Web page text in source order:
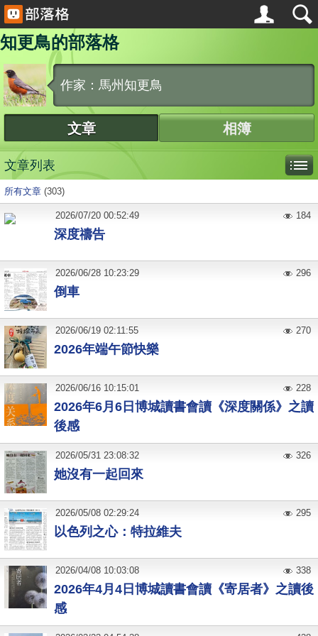
知更鳥的部落格
作家：馬州知更鳥
文章 相簿
文章列表
所有文章 (303)
深度禱告
2026/07/20 00:52:49 184
倒車
2026/06/28 10:23:29 296
2026年端午節快樂
2026/06/19 02:11:55 270
2026年6月6日博城讀書會讀《深度關係》之讀
後感
2026/06/16 10:15:01 228
她沒有一起回來
2026/05/31 23:08:32 326
以色列之心：特拉維夫
2026/05/08 02:29:24 295
2026年4月4日博城讀書會讀《寄居者》之讀後
感
2026/04/08 10:03:08 338